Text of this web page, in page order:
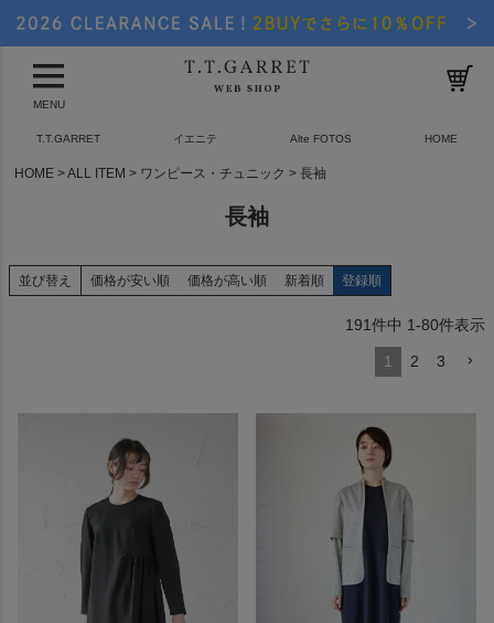
MENU
T.T.GARRET イエニテ Alte FOTOS HOME
HOME ALL ITEM ワンピース・チュニック 長袖
長袖
並び替え 価格が安い順 価格が高い順 新着順 登録順
191件中 1-80件表示
1 2 3